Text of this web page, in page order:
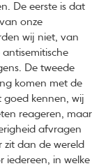
De eerste is dat
onze
wij niet, van
De tweede
komen met de
goed kennen, wij
reageren, maar
afvragen
zit dan de wereld
iedereen, in welke